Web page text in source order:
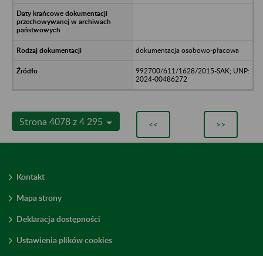
dokumentacja osobowo-płacowa
992700/611/1628/2015-SAK; UNP:
2024-00486272
Strona 4078 z 4 295 << >>
Kontakt
Mapa strony
Deklaracja dostępności
Ustawienia plików cookies